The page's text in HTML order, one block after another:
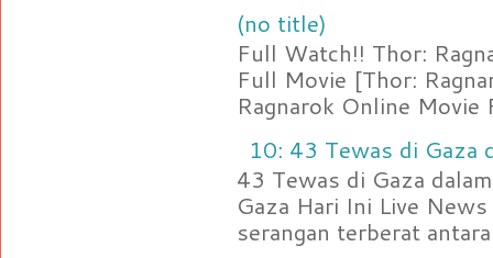
(no title)
Full Watch!! Thor:
Full Movie [Thor:
Ragnarok Online Movie
10: 43 Tewas di Gaza
43 Tewas di Gaza
Gaza Hari Ini Live
serangan terberat